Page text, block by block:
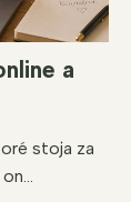
a
stoja za